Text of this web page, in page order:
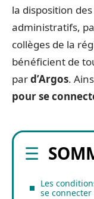
la disposition
administratifs,
collèges de la
bénéficient de
pard’Argos.
pour se
Les
se connecter